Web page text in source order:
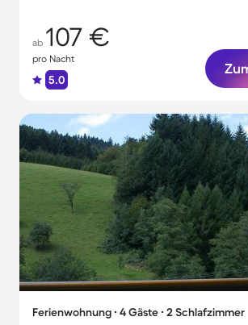
ab 107 €
pro Nacht
5.0
Ferienwohnung ∙ 4 Gäste ∙ 2 Schlafzimmer